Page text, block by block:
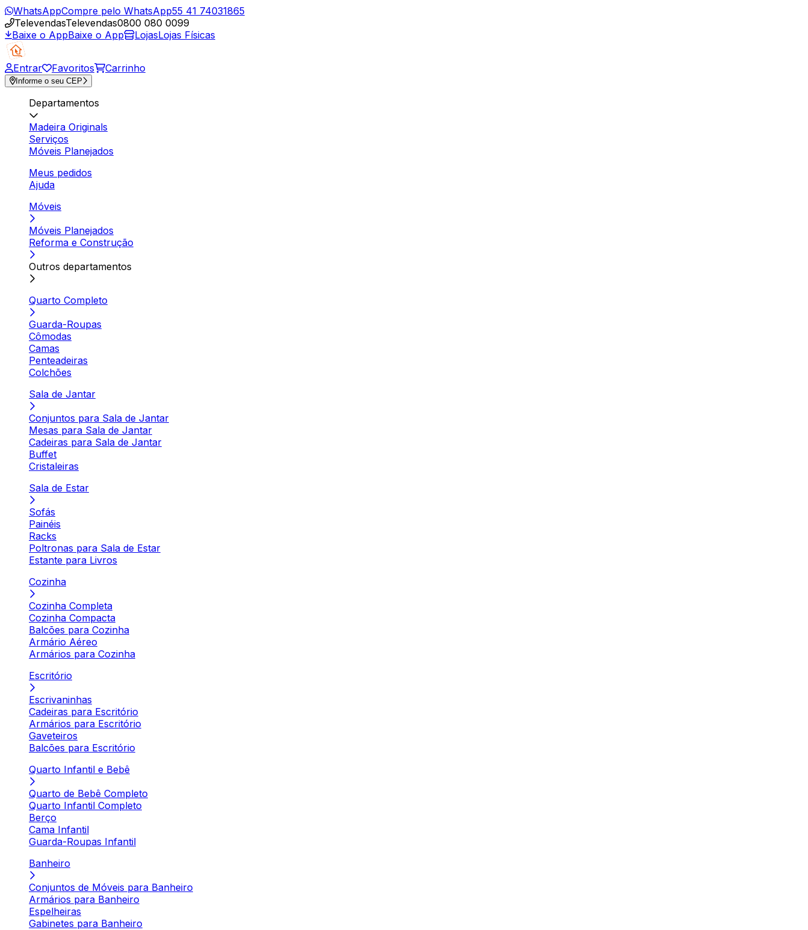
WhatsAppCompre pelo WhatsApp55 41 74031865
TelevendasTelevendas0800 080 0099
Baixe o AppBaixe o App LojasLojas Físicas
Entrar Favoritos Carrinho
Informe o seu CEP
Departamentos
Madeira Originals
Serviços
Móveis Planejados
Meus pedidos
Ajuda
Móveis
Móveis Planejados
Reforma e Construção
Outros departamentos
Quarto Completo
Guarda-Roupas
Cômodas
Camas
Penteadeiras
Colchões
Sala de Jantar
Conjuntos para Sala de Jantar
Mesas para Sala de Jantar
Cadeiras para Sala de Jantar
Buffet
Cristaleiras
Sala de Estar
Sofás
Painéis
Racks
Poltronas para Sala de Estar
Estante para Livros
Cozinha
Cozinha Completa
Cozinha Compacta
Balcões para Cozinha
Armário Aéreo
Armários para Cozinha
Escritório
Escrivaninhas
Cadeiras para Escritório
Armários para Escritório
Gaveteiros
Balcões para Escritório
Quarto Infantil e Bebê
Quarto de Bebê Completo
Quarto Infantil Completo
Berço
Cama Infantil
Guarda-Roupas Infantil
Banheiro
Conjuntos de Móveis para Banheiro
Armários para Banheiro
Espelheiras
Gabinetes para Banheiro